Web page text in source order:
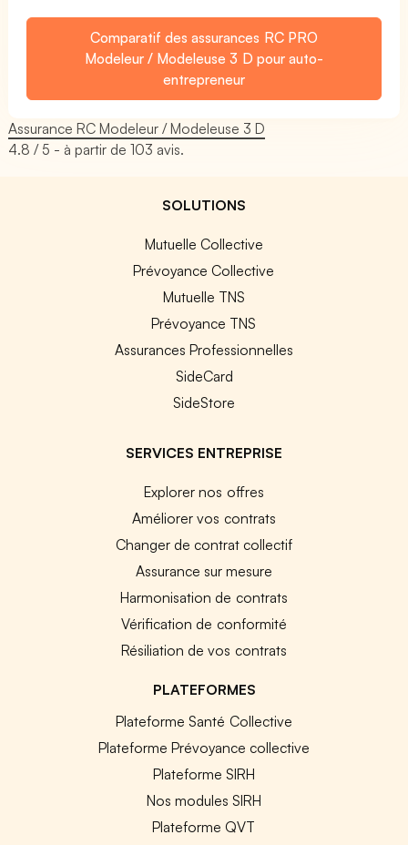
Comparatif des assurances RC PRO
Modeleur / Modeleuse 3 D pour auto-
entrepreneur
Assurance RC Modeleur / Modeleuse 3 D
4.8 / 5 - à partir de103 avis.
SOLUTIONS
Mutuelle Collective
Prévoyance Collective
Mutuelle TNS
Prévoyance TNS
Assurances Professionnelles
SideCard
SideStore
SERVICES ENTREPRISE
Explorer nos offres
Améliorer vos contrats
Changer de contrat collectif
Assurance sur mesure
Harmonisation de contrats
Vérification de conformité
Résiliation de vos contrats
PLATEFORMES
Plateforme Santé Collective
Plateforme Prévoyance collective
Plateforme SIRH
Nos modules SIRH
Plateforme QVT